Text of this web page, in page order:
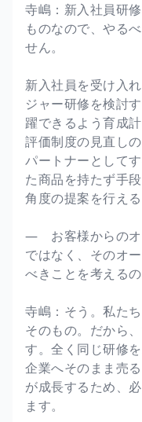
寺嶋：新入社員研
ものなので、やる
せん。
新入社員を受け入
ジャー研修を検討
躍できるよう育成
評価制度の見直し
パートナーとして
た商品を持たず手
角度の提案を行え
― お客様からのオ
ではなく、そのオ
べきことを考える
寺嶋：そう。私た
そのもの。だから
す。全く同じ研修
企業へそのまま売
が成長するため、
ます。